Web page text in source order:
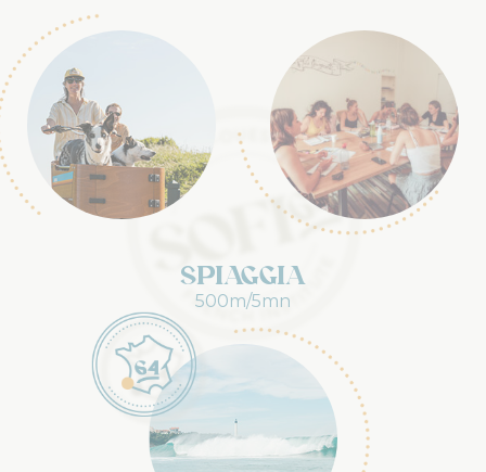
Spiaggia
500m/5mn